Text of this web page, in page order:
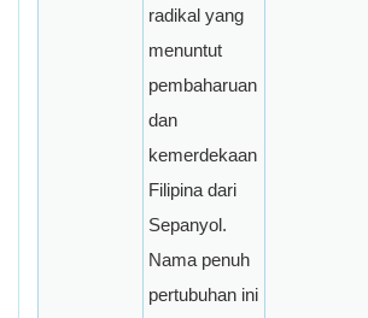
radikal yang
menuntut
pembaharuan
dan
kemerdekaan
Filipina dari
Sepanyol.
Nama penuh
pertubuhan ini